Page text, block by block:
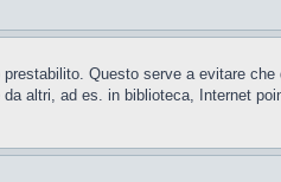
Questo serve a evitare
altri, ad es. in biblioteca, Internet